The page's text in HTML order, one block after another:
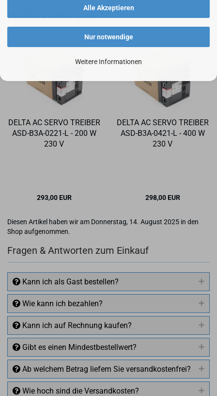
Alle Akzeptieren
Nur notwendige
Weitere Informationen
Kunden kaufen auch
DELTA AC SERVO TREI­BER
ASD-​B3A-​0221-L - 200 W
230 V
293,00 EUR
DELTA AC SERVO TREI­BER
ASD-​B3A-​0421-L - 400 W
230 V
298,00 EUR
Diesen Artikel haben wir am Donnerstag, 14. August 2025 in den
Shop aufgenommen.
Fragen & Antworten zum Einkauf
Kann ich als Gast bestellen?
Wie kann ich bezahlen?
Kann ich auf Rechnung kaufen?
Gibt es einen Mindestbestellwert?
Ab welchem Betrag liefern Sie versandkostenfrei?
Wie hoch sind die Versandkosten?